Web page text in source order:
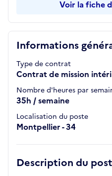
Informations
Type de contrat
Contrat de mission
Nombre d'heures par
35h / semaine
Localisation du poste
Montpellier - 34
Description du
Voir la fiche